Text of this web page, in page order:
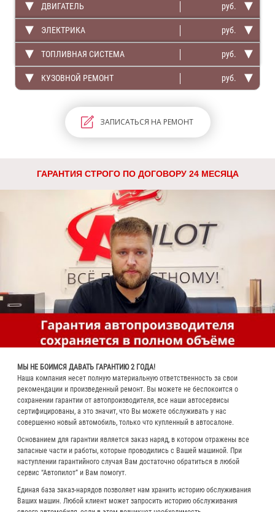
ДВИГАТЕЛЬ руб.
ЭЛЕКТРИКА руб.
ТОПЛИВНАЯ СИСТЕМА руб.
КУЗОВНОЙ РЕМОНТ руб.
ЗАПИСАТЬСЯ НА РЕМОНТ
ГАРАНТИЯ СТРОГО ПО ДОГОВОРУ 24 МЕСЯЦА
МЫ НЕ БОИМСЯ ДАВАТЬ ГАРАНТИЮ 2 ГОДА!
Наша компания несет полную материальную ответственность за свои
рекомендации и произведенный ремонт. Вы можете не беспокоится о
сохранении гарантии от автопроизводителя, все наши автосервисы
сертифицированы, а это значит, что Вы можете обслуживать у нас
совершенно новый автомобиль, только что купленный в автосалоне.
Основанием для гарантии является заказ наряд, в котором отражены все
запасные части и работы, которые проводились с Вашей машиной. При
наступлении гарантийного случая Вам достаточно обратиться в любой
сервис “Автопилот” и Вам помогут.
Единая база заказ-нарядов позволяет нам хранить историю обслуживания
Ваших машин. Любой клиент может запросить историю обслуживания